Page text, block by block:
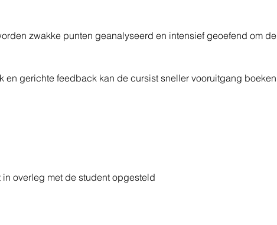
zwakke punten geanalyseerd en intensief geoefend om de
en gerichte feedback kan de cursist sneller vooruitgang boeken
overleg met de student opgesteld